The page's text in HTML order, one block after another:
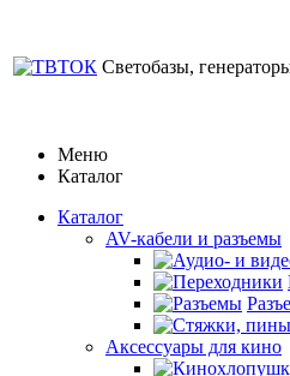
Светобазы,
Меню
Каталог
Каталог
AV-кабели и разъемы
Аксессуары для кино